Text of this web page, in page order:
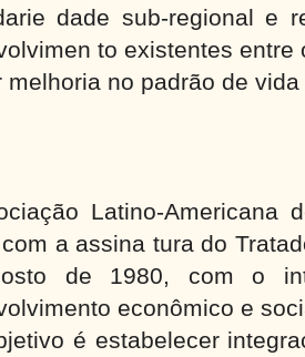
dade sub-regional e
to existentes entre
melhoria no padrão de
Latino-Americana
a assina tura do
de 1980, com o
econômico e
é estabelecer